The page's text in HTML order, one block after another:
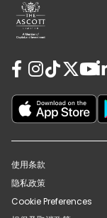
使用条款
隐私政策
Cookie Preferences